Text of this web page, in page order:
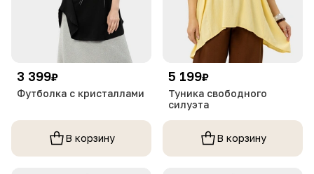
3 399₽
Футболка с кристаллами
В корзину
5 199₽
Туника свободного
силуэта
В корзину